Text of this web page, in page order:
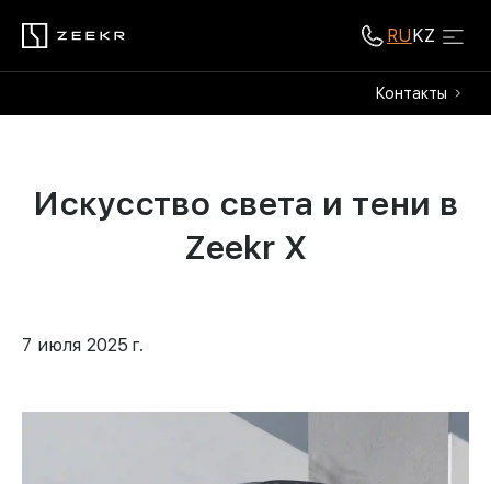
RUKZ
Контакты
Искусство света и тени в
Zeekr X
7 июля 2025 г.